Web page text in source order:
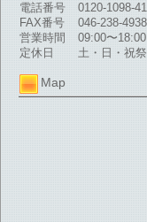
電話番号
0120-1098-41
FAX番号
046-238-4938
営業時間
09:00〜18:00
定休日
土・日・祝祭
Map